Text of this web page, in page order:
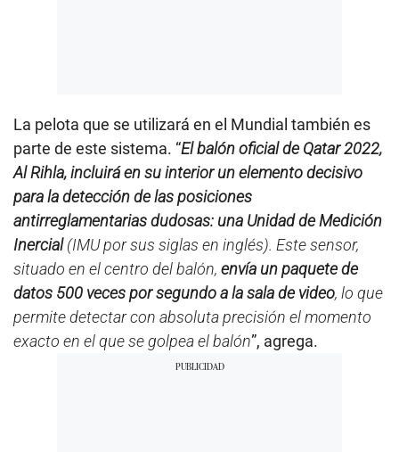
La pelota que se utilizará en el Mundial también es
parte de este sistema. “El balón oficial de Qatar 2022,
Al Rihla, incluirá en su interior un elemento decisivo
para la detección de las posiciones
antirreglamentarias dudosas: una Unidad de Medición
Inercial(IMU por sus siglas en inglés). Este sensor,
situado en el centro del balón, envía un paquete de
datos 500 veces por segundo a la sala de video, lo que
permite detectar con absoluta precisión el momento
exacto en el que se golpea el balón”, agrega.